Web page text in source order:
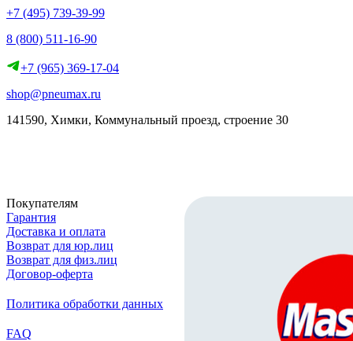
+7 (495) 739-39-99
8 (800) 511-16-90
+7 (965) 369-17-04
shop@pneumax.ru
141590, Химки, Коммунальный проезд, строение 30
Покупателям
Гарантия
Доставка и оплата
Возврат для юр.лиц
Возврат для физ.лиц
Договор-оферта
Политика обработки данных
FAQ